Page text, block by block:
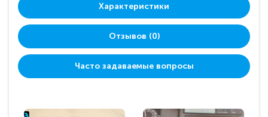
Характеристики
Отзывов (0)
Часто задаваемые вопросы